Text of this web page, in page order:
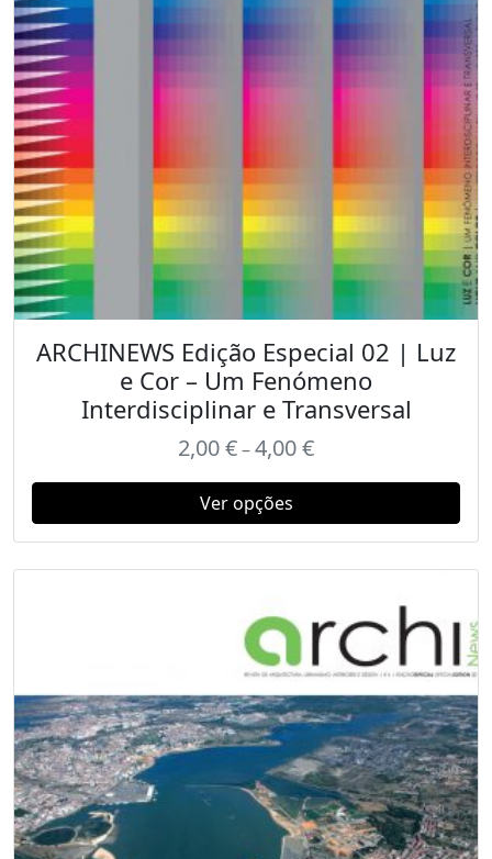
ARCHINEWS Edição Especial 02 | Luz
e Cor – Um Fenómeno
Interdisciplinar e Transversal
2,00€–4,00€
Ver opções